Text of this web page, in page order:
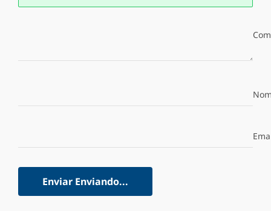
Enviar Enviando...